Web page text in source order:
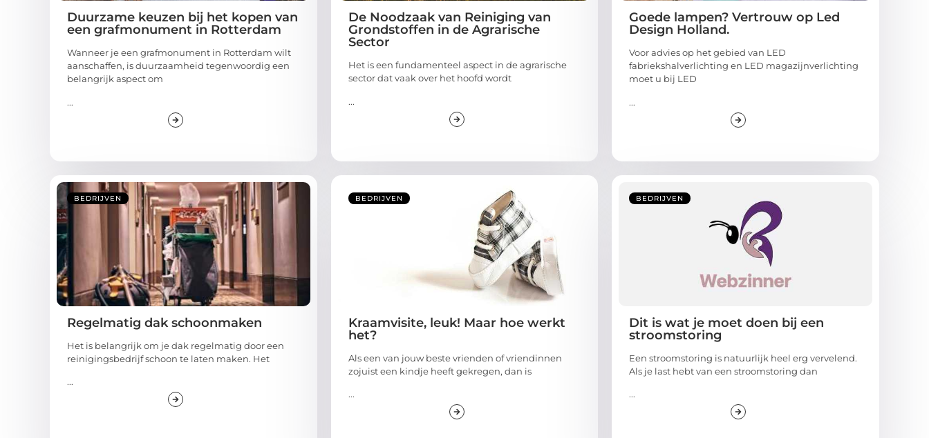
Duurzame keuzen bij het kopen van
een grafmonument in Rotterdam
Wanneer je een grafmonument in Rotterdam wilt
aanschaffen, is duurzaamheid tegenwoordig een
belangrijk aspect om
...
De Noodzaak van Reiniging van
Grondstoffen in de Agrarische
Sector
Het is een fundamenteel aspect in de agrarische
sector dat vaak over het hoofd wordt
...
Goede lampen? Vertrouw op Led
Design Holland.
Voor advies op het gebied van LED
fabriekshalverlichting en LED magazijnverlichting
moet u bij LED
...
BEDRIJVEN
Regelmatig dak schoonmaken
Het is belangrijk om je dak regelmatig door een
reinigingsbedrijf schoon te laten maken. Het
...
BEDRIJVEN
Kraamvisite, leuk! Maar hoe werkt
het?
Als een van jouw beste vrienden of vriendinnen
zojuist een kindje heeft gekregen, dan is
...
BEDRIJVEN
Dit is wat je moet doen bij een
stroomstoring
Een stroomstoring is natuurlijk heel erg vervelend.
Als je last hebt van een stroomstoring dan
...